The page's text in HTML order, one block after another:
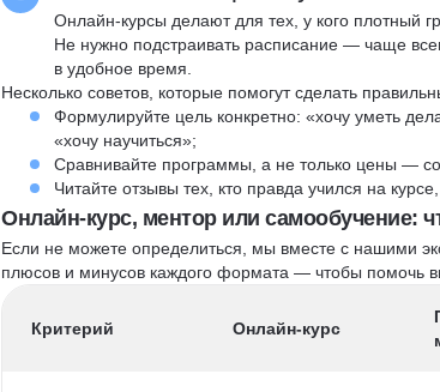
Онлайн-курсы делают для тех, у кого плотный
Не нужно подстраивать расписание — чаще
в удобное время.
Несколько советов, которые помогут сделать
Формулируйте цель конкретно: «хочу уметь
«хочу научиться»;
Сравнивайте программы, а не только цены —
Читайте отзывы тех, кто правда учился на
Онлайн-курс, ментор или самообучение:
Если не можете определиться, мы вместе с нашими
плюсов и минусов каждого формата — чтобы помочь
Критерий Онлайн-курс